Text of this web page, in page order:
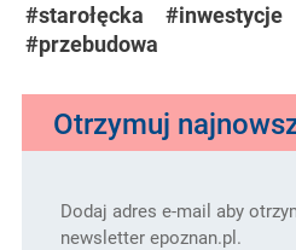
#starołęcka #inwestycje
#przebudowa
Otrzymuj
Dodaj adres e-mail aby
newsletter epoznan.pl.